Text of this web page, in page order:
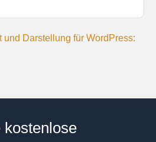
und Darstellung für WordPress:
kostenlose